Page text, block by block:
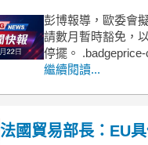
彭博報導，歐委會
請數月暫時豁免，
停擺。
display: flex
flex-wrap: wr
繼續閱讀...
法國貿易部長：EU